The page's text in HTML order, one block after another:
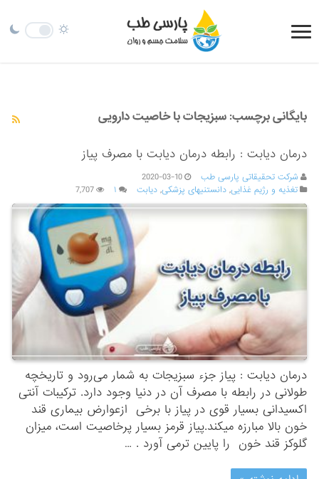
بایگانی برچسب:سبزیجات با خاصیت دارویی
درمان دیابت : رابطه درمان دیابت با مصرف پیاز
شرکت تحقیقاتی پارسی طب
2020-03-10
تغذیه و رژیم غذایی,دانستنیهای پزشکی,دیابت ۱ 7,707
درمان دیابت : پیاز جزء سبزیجات به شمار می‌رود و تاریخچه
طولانی در رابطه با مصرف آن در دنیا وجود دارد. ترکیبات آنتی
اکسیدانی بسیار قوی در پیاز با برخی ازعوارض بیماری قند
خون بالا مبارزه میکند.پیاز قرمز بسیار پرخاصیت است، میزان
گلوکز قند خون را پایین ترمی آورد . …